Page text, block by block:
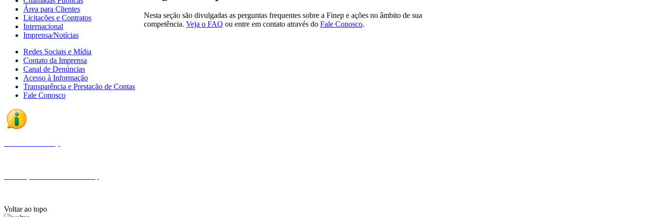
Nesta seção são divulgadas as perguntas frequentes sobre a Finep e ações no âmbito de sua
competência. Veja o FAQ ou entre em contato através do Fale Conosco.
Área para Clientes
Licitações e Contratos
Internacional
Imprensa/Notícias
Redes Sociais e Mídia
Contato da Imprensa
Canal de Denúncias
Acesso à Informação
Transparência e Prestação de Contas
Fale Conosco
Voltar ao topo